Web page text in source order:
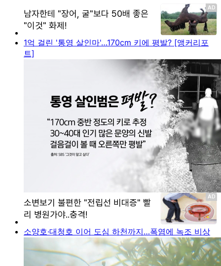
1억 걸린 '통영 살인마'…170cm 키에 평발? [앵커리포
트]
소양호·대청호 이어 도심 하천까지…폭염에 녹조 비상